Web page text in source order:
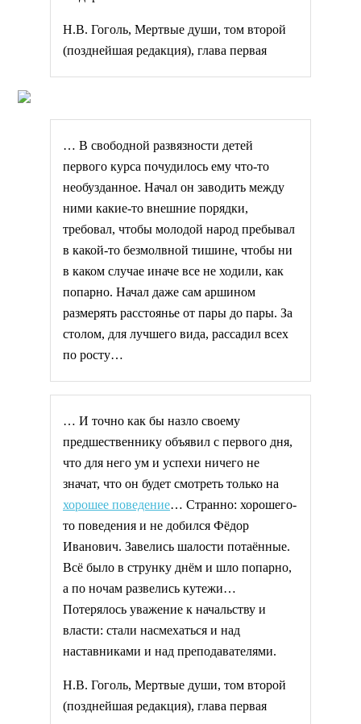
Н.В. Гоголь, Мертвые души, том второй
(позднейшая редакция), глава первая
… В свободной развязности детей
первого курса почудилось ему что-то
необузданное. Начал он заводить между
ними какие-то внешние порядки,
требовал, чтобы молодой народ пребывал
в какой-то безмолвной тишине, чтобы ни
в каком случае иначе все не ходили, как
попарно. Начал даже сам аршином
размерять расстоянье от пары до пары. За
столом, для лучшего вида, рассадил всех
по росту…
… И точно как бы назло своему
предшественнику объявил с первого дня,
что для него ум и успехи ничего не
значат, что он будет смотреть только на
хорошее поведение… Странно: хорошего-
то поведения и не добился Фёдор
Иванович. Завелись шалости потаённые.
Всё было в струнку днём и шло попарно,
а по ночам развелись кутежи…
Потерялось уважение к начальству и
власти: стали насмехаться и над
наставниками и над преподавателями.
Н.В. Гоголь, Мертвые души, том второй
(позднейшая редакция), глава первая